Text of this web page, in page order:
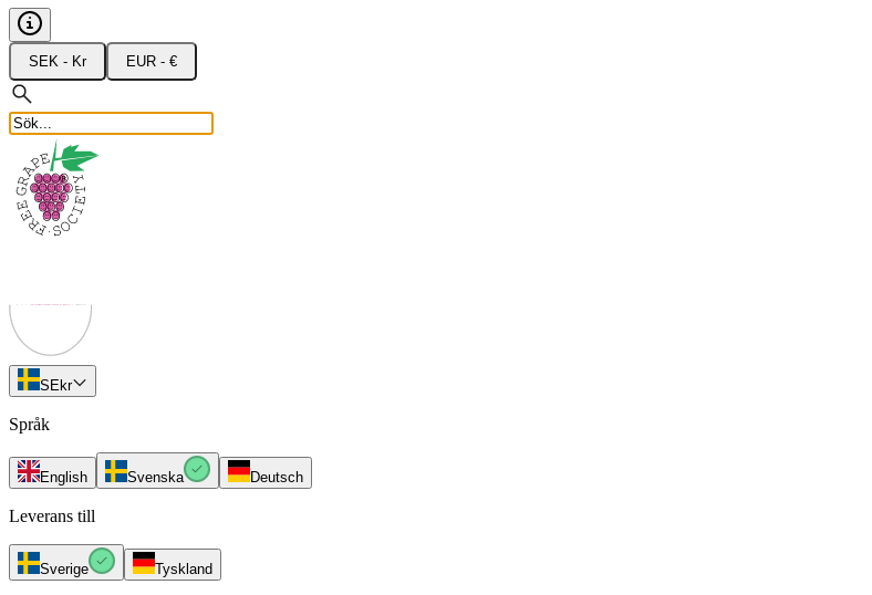
SEK - Kr EUR - €
SEkr
Språk
English Svenska Deutsch
Leverans till
Sverige Tyskland